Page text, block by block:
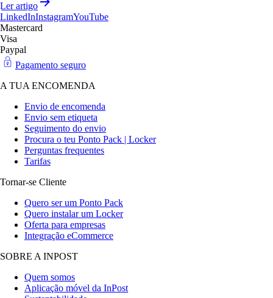
Ler artigo
LinkedInInstagramYouTube
Mastercard
Visa
Paypal
Pagamento seguro
A TUA ENCOMENDA
Envio de encomenda
Envio sem etiqueta
Seguimento do envio
Procura o teu Ponto Pack | Locker
Perguntas frequentes
Tarifas
Tornar-se Cliente
Quero ser um Ponto Pack
Quero instalar um Locker
Oferta para empresas
Integração eCommerce
SOBRE A INPOST
Quem somos
Aplicação móvel da InPost